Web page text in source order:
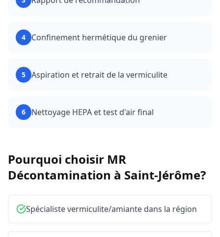
4 Confinement hermétique du grenier
5 Aspiration et retrait de la vermiculite
6 Nettoyage HEPA et test d'air final
Pourquoi choisir MR
Décontamination à Saint-Jérôme?
Spécialiste vermiculite/amiante dans la région